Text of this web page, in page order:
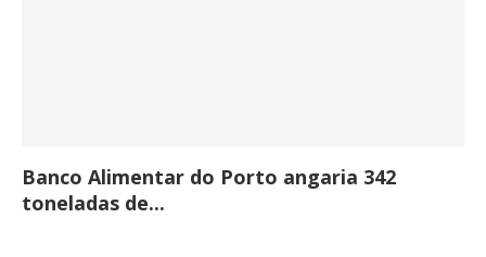
Banco Alimentar do Porto angaria 342
toneladas de...